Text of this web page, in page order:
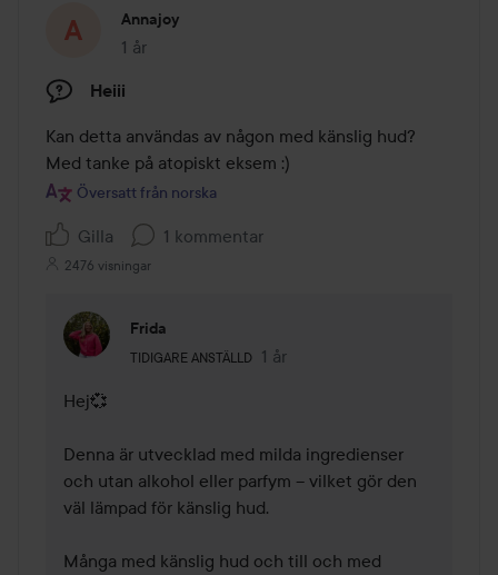
Annajoy
1 år
Inlägget skapades 1 år
Heiii
Kan detta användas av någon med känslig hud?
Med tanke på atopiskt eksem :)
Översatt från norska
Gilla 1 kommentar
2476 visningar
Frida
TIDIGARE ANSTÄLLD
Användarens roll: Tidigare anställd.
1 år
Kommentaren lades 1 år
Hej💞
Denna är utvecklad med milda ingredienser
och utan alkohol eller parfym – vilket gör den
väl lämpad för känslig hud.
Många med känslig hud och till och med